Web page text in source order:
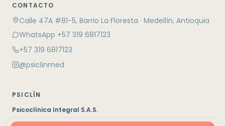
CONTACTO
Calle 47A #81-5, Barrio La Floresta · Medellín, Antioquia
WhatsApp +57 319 6817123
+57 319 6817123
@psiclinmed
PSICLÍN
Psicoclínica Integral S.A.S.
Medellín, Colombia